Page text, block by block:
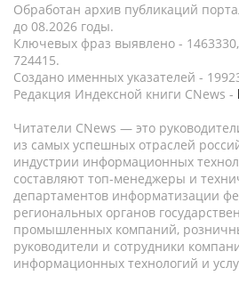
Обработан архив публикаций
до 08.2026 годы.
Ключевых фраз выявлено -
724415.
Создано именных указателей -
Редакция Индексной книги CNews -
Читатели CNews — это
из самых успешных отраслей
индустрии информационных
составляют топ-менеджеры и
департаментов информатизации
региональных органов
промышленных компаний,
руководители и сотрудники
информационных технологий и